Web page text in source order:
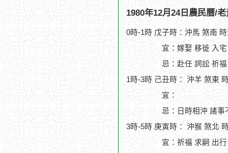
1980年12月24日農民曆/
0時-1時 戊子時：沖馬 煞南
宜：嫁娶 移徙 入
忌：赴任 詞訟 祈
1時-3時 己丑時： 沖羊 煞東
宜：
忌：日時相沖 諸事
3時-5時 庚寅時： 沖猴 煞北
宜：祈福 求嗣 出